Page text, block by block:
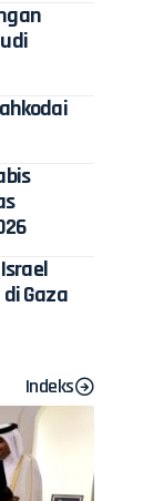
Gaza
Indeks